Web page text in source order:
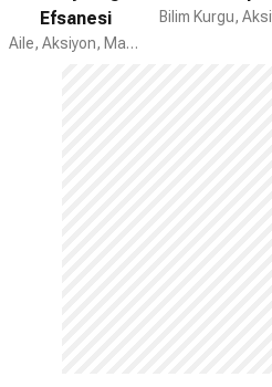
Efsanesi
Aile, Aksiyon, Macera